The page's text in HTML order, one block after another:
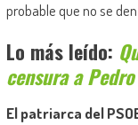
probable que no se
Lo más leído:
censura a
El patriarca del